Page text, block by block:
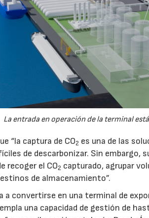
La entrada en operación de la terminal
“la captura de CO2 es una de las
de descarbonizar. Sin embargo,
recoger el CO2 capturado, agrupar
de almacenamiento”.
a convertirse en una terminal de
una capacidad de gestión de